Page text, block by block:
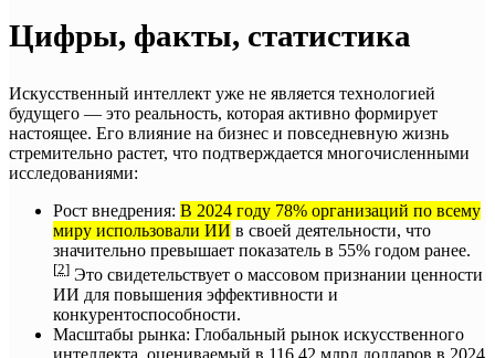
Цифры, факты, статистика
Искусственный интеллект уже не является технологией
будущего — это реальность, которая активно формирует
настоящее. Его влияние на бизнес и повседневную жизнь
стремительно растет, что подтверждается многочисленными
исследованиями:
Рост внедрения: В 2024 году 78% организаций по всему
миру использовали ИИ в своей деятельности, что
значительно превышает показатель в 55% годом ранее.
[2] Это свидетельствует о массовом признании ценности
ИИ для повышения эффективности и
конкурентоспособности.
Масштабы рынка: Глобальный рынок искусственного
интеллекта, оцениваемый в 116,42 млрд долларов в 2024